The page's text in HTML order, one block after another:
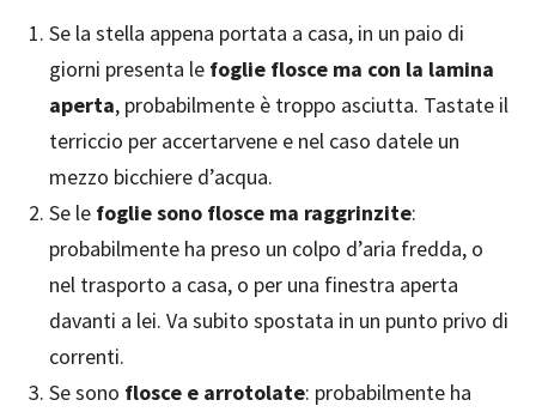
Se la stella appena portata a casa, in un paio di
giorni presenta le foglie flosce ma con la lamina
aperta, probabilmente è troppo asciutta. Tastate il
terriccio per accertarvene e nel caso datele un
mezzo bicchiere d’acqua.
Se le foglie sono flosce ma raggrinzite:
probabilmente ha preso un colpo d’aria fredda, o
nel trasporto a casa, o per una finestra aperta
davanti a lei. Va subito spostata in un punto privo di
correnti.
Se sono flosce e arrotolate: probabilmente ha